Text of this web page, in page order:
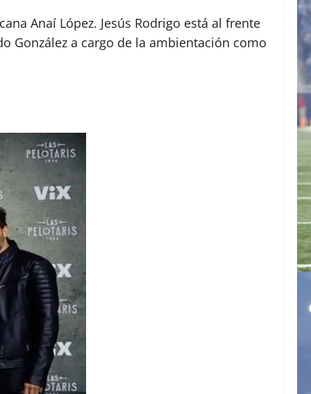
Anaí López. Jesús Rodrigo está al frente
González a cargo de la ambientación como